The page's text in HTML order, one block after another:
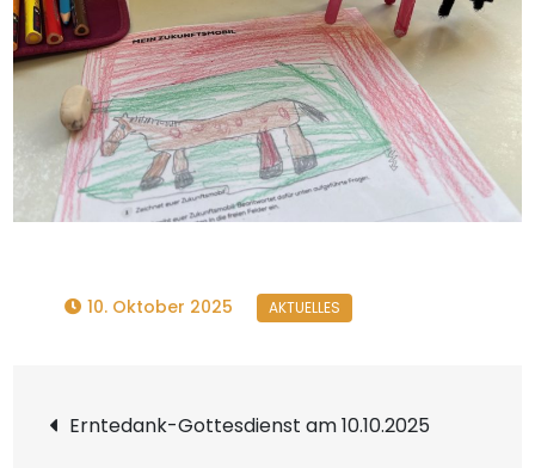
10. Oktober 2025
Beitragsnavigation
Erntedank-Gottesdienst am 10.10.2025